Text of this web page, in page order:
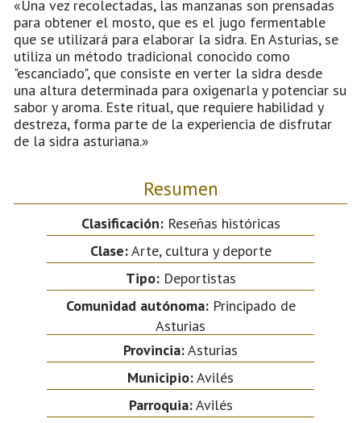
«Una vez recolectadas, las manzanas son prensadas
para obtener el mosto, que es el jugo fermentable
que se utilizará para elaborar la sidra. En Asturias, se
utiliza un método tradicional conocido como
"escanciado", que consiste en verter la sidra desde
una altura determinada para oxigenarla y potenciar su
sabor y aroma. Este ritual, que requiere habilidad y
destreza, forma parte de la experiencia de disfrutar
de la sidra asturiana.»
Resumen
Clasificación:Reseñas históricas
Clase:Arte, cultura y deporte
Tipo:Deportistas
Comunidad autónoma:Principado de
Asturias
Provincia:Asturias
Municipio:Avilés
Parroquia:Avilés